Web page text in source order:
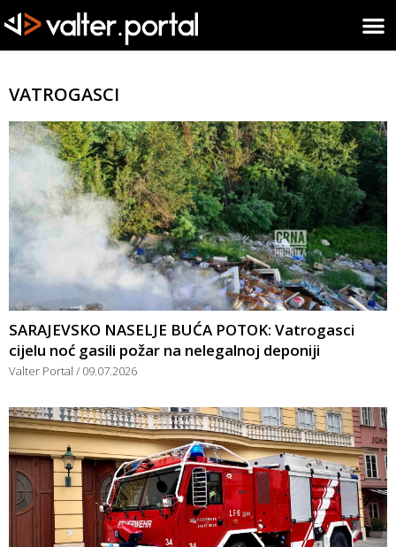
VATROGASCI
SARAJEVSKO NASELJE BUĆA POTOK: Vatrogasci
cijelu noć gasili požar na nelegalnoj deponiji
Valter Portal 09.07.2026